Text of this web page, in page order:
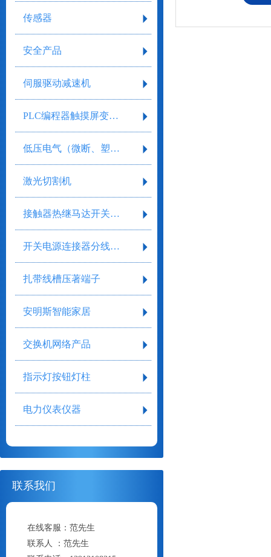
传感器
安全产品
伺服驱动减速机
PLC编程器触摸屏变频器
低压电气（微断、塑壳、框架）
激光切割机
接触器热继马达开关继电器
开关电源连接器分线盒气缸气阀剥线工具
扎带线槽压著端子
安明斯智能家居
交换机网络产品
指示灯按钮灯柱
电力仪表仪器
联系我们
在线客服：范先生
联系人 ：范先生